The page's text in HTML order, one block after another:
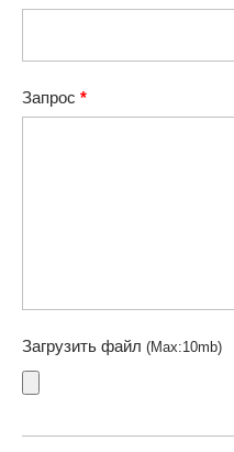
Запрос *
Загрузить файл (Max:10mb)